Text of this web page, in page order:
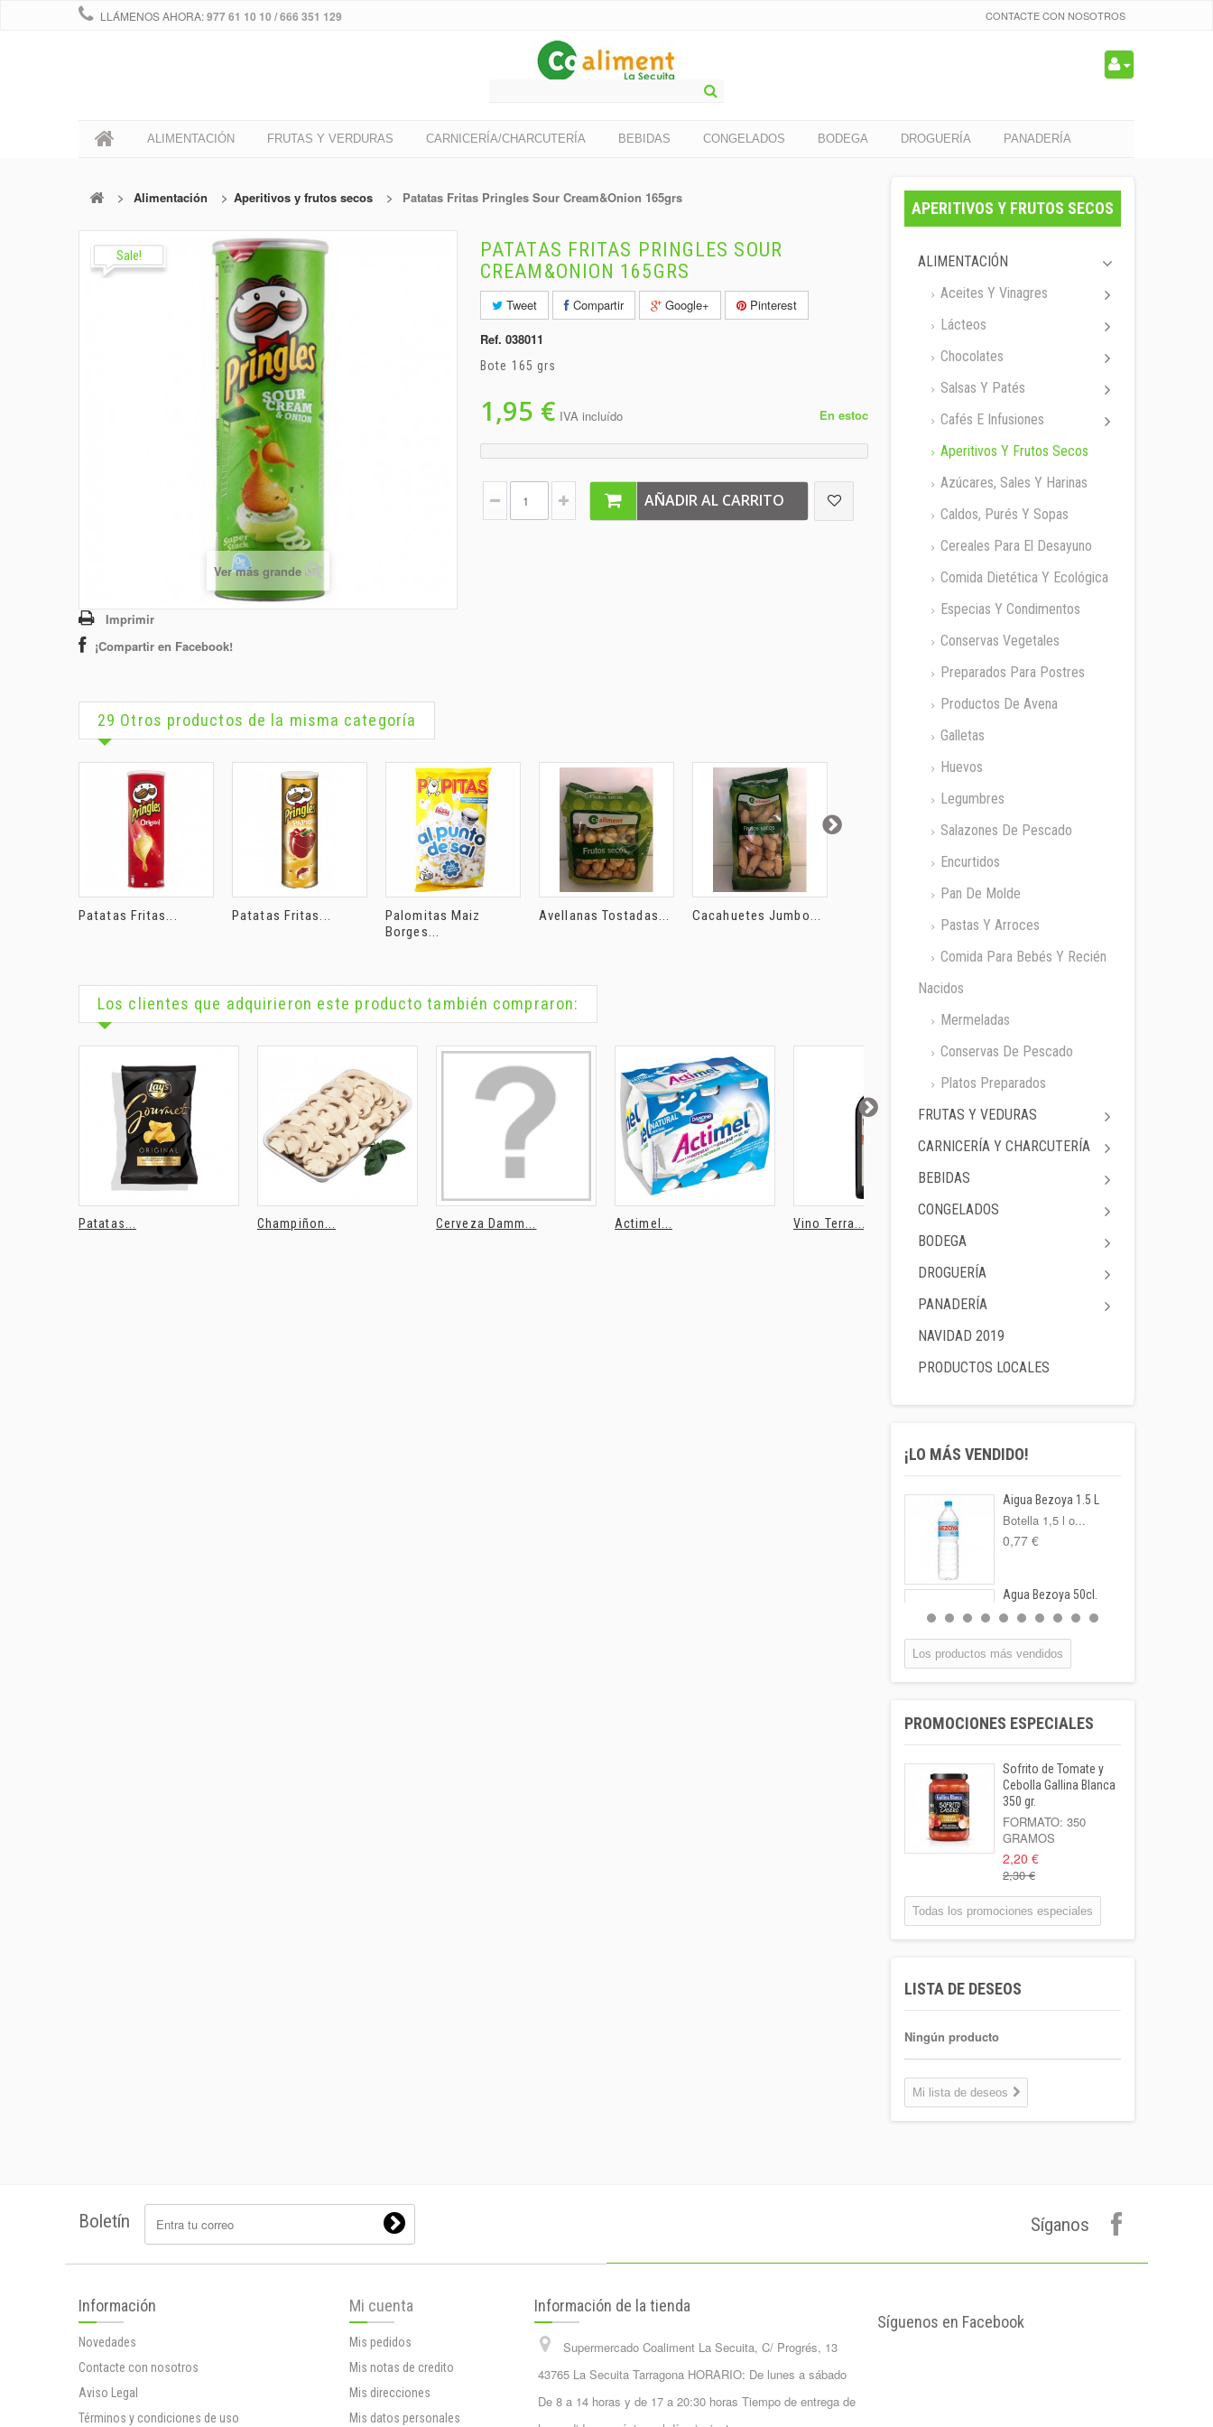
CONTACTE CON NOSOTROS
LLÁMENOS AHORA:977 61 10 10 / 666 351 129
ALIMENTACIÓN FRUTAS Y VERDURAS CARNICERÍA/CHARCUTERÍA BEBIDAS CONGELADOS BODEGA DROGUERÍA PANADERÍA
> Alimentación > Aperitivos y frutos secos > Patatas Fritas Pringles Sour Cream&Onion 165grs
Sale!
Ver más grande
Imprimir
¡Compartir en Facebook!
PATATAS FRITAS PRINGLES SOUR
CREAM&ONION 165GRS
Tweet Compartir Google+
Pinterest
Ref. 038011
Bote 165 grs
1,95 € IVA incluído En estoc
AÑADIR AL CARRITO
29 Otros productos de la misma categoría
Patatas Fritas... Patatas Fritas...
Palomitas Maiz
Borges...
Avellanas Tostadas... Cacahuetes Jumbo...
Cocktail Frutos
Almendra Frita...
Los clientes que adquirieron este producto también compraron:
Patatas... Champiñon... Cerveza Damm... Actimel... Vino Terra...
APERITIVOS Y FRUTOS SECOS
ALIMENTACIÓN
Aceites Y Vinagres
Lácteos
Chocolates
Salsas Y Patés
Cafés E Infusiones
Aperitivos Y Frutos Secos
Azúcares, Sales Y Harinas
Caldos, Purés Y Sopas
Cereales Para El Desayuno
Comida Dietética Y Ecológica
Especias Y Condimentos
Conservas Vegetales
Preparados Para Postres
Productos De Avena
Galletas
Huevos
Legumbres
Salazones De Pescado
Encurtidos
Pan De Molde
Pastas Y Arroces
Comida Para Bebés Y Recién
Nacidos
Mermeladas
Conservas De Pescado
Platos Preparados
FRUTAS Y VEDURAS
CARNICERÍA Y CHARCUTERÍA
BEBIDAS
CONGELADOS
BODEGA
DROGUERÍA
PANADERÍA
NAVIDAD 2019
PRODUCTOS LOCALES
¡LO MÁS VENDIDO!
Aigua Bezoya 1.5 L
Botella 1,5 l o...
0,77 €
Agua Bezoya 50cl.
FORMATO:
0,55 €
Lata 33cl
Leche Coaliment
Semidesnatada
Botella 1l o...
1,02 €
Patata Kenebeck 1
Kilo
Formato: 1 Kilo
1,95 €
L
Lata 33cl
Lata 33cl
0,75 €
kgrs...
1,50 €
FORMATO:
GARRAFA...
Los productos más vendidos
PROMOCIONES ESPECIALES
Sofrito de Tomate y
Cebolla Gallina Blanca
350 gr.
FORMATO: 350
GRAMOS
2,20 €
2,30 €
Todas los promociones especiales
LISTA DE DESEOS
Ningún producto
Mi lista de deseos
Boletín Síganos
Información
Novedades
Contacte con nosotros
Aviso Legal
Términos y condiciones de uso
Mi cuenta
Mis pedidos
Mis notas de credito
Mis direcciones
Mis datos personales
Información de la tienda
Supermercado Coaliment La Secuita, C/ Progrés, 13
43765 La Secuita Tarragona HORARIO: De lunes a sábado
De 8 a 14 horas y de 17 a 20:30 horas Tiempo de entrega de
Síguenos en Facebook